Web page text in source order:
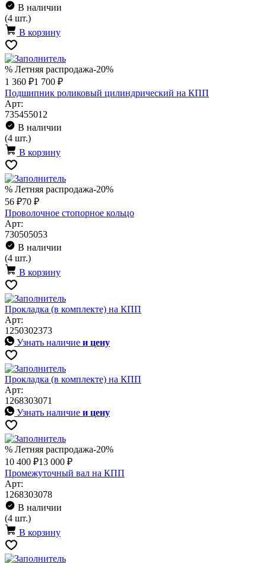
В наличии
(4 шт.)
В корзину
% Летняя распродажа-20%
1 360 ₽1 700 ₽
Подшипник роликовый цилиндрический на КПП
Арт:
735455012
В наличии
(4 шт.)
В корзину
% Летняя распродажа-20%
56 ₽70 ₽
Проволочное стопорное кольцо
Арт:
730505053
В наличии
(4 шт.)
В корзину
Прокладка (в комплекте) на КПП
Арт:
1250302373
Узнать наличие и цену
Прокладка (в комплекте) на КПП
Арт:
1268303071
Узнать наличие и цену
% Летняя распродажа-20%
10 400 ₽13 000 ₽
Промежуточный вал на КПП
Арт:
1268303078
В наличии
(4 шт.)
В корзину